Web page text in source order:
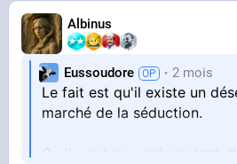
Albinus
Eussoudore 2 mois
Le fait est qu'il existe un
marché de la séduction.
Or, il y a à peu près autant